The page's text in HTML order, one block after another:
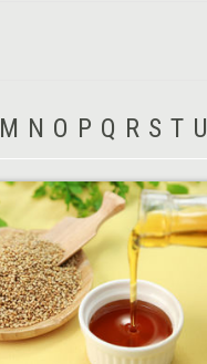
M N O P Q R S T U